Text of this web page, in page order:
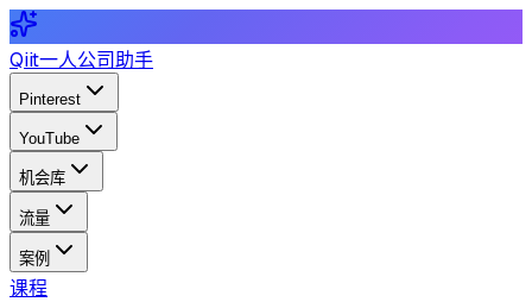
Qiit一人公司助手
Pinterest
YouTube
机会库
流量
案例
课程